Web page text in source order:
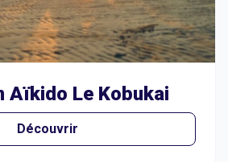
Aïkido Le Kobukai
Découvrir